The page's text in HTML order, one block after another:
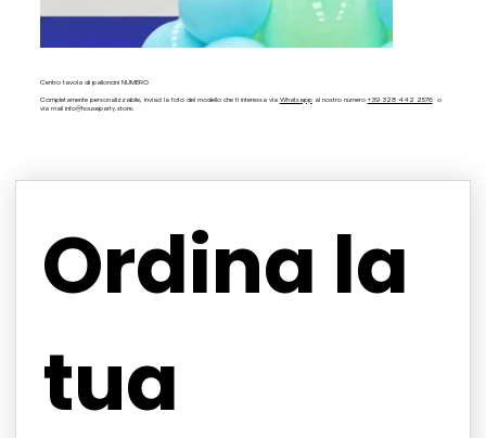
Centro tavola di palloncini NUMERO
Completamente personalizzabile, inviaci la foto del modello che ti interessa via Whatsappal nostro numero +39 328 442 2576o
via mail info@houseparty.store.
Ordina la
tua